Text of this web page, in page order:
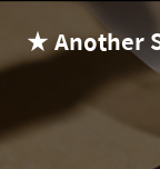
★ Another